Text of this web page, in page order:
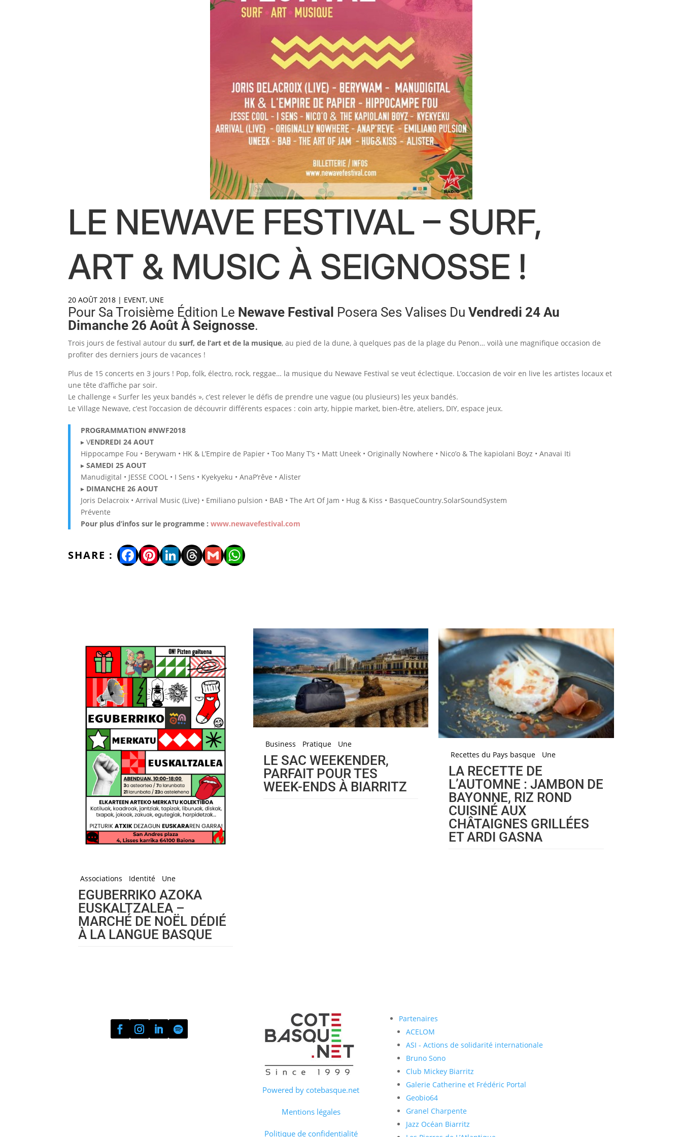
LE NEWAVE FESTIVAL – SURF,
ART & MUSIC À SEIGNOSSE !
20 AOÛT 2018 | EVENT, UNE
Pour Sa Troisième Édition Le Newave Festival Posera Ses Valises DuVendredi 24 Au
Dimanche 26 Août À Seignosse.
Trois jours de festival autour dusurf, de l’art et de la musique, au pied de la dune, à quelques pas de la plage du Penon… voilà une magnifique occasion de
profiter des derniers jours de vacances !
Plus de 15 concerts en 3 jours ! Pop, folk, électro, rock, reggae… la musique du Newave Festival se veut éclectique. L’occasion de voir en live les artistes locaux et
une tête d’affiche par soir.
Le challenge « Surfer les yeux bandés », c’est relever le défis de prendre une vague (ou plusieurs) les yeux bandés.
Le Village Newave, c’est l’occasion de découvrir différents espaces : coin arty, hippie market, bien-être, ateliers, DIY, espace jeux.
PROGRAMMATION #NWF2018
▸ VENDREDI 24 AOUT
Hippocampe Fou • Berywam • HK & L’Empire de Papier • Too Many T’s • Matt Uneek • Originally Nowhere • Nico’o & The kapiolani Boyz • Anavai Iti
▸SAMEDI 25 AOUT
Manudigital • JESSE COOL • I Sens • Kyekyeku • AnaP’rêve • Alister
▸ DIMANCHE 26 AOUT
Joris Delacroix • Arrival Music (Live) • Emiliano pulsion • BAB • The Art Of Jam • Hug & Kiss • BasqueCountry.SolarSoundSystem
Prévente
Pour plus d’infos sur le programme :www.newavefestival.com
Facebook
Pinterest
LinkedIn
Threads
GmailWhatsApp
Associations Identité Une
EGUBERRIKO AZOKA
EUSKALTZALEA –
MARCHÉ DE NOËL DÉDIÉ
À LA LANGUE BASQUE
Business Pratique Une
LE SAC WEEKENDER,
PARFAIT POUR TES
WEEK-ENDS À BIARRITZ
Recettes du Pays basque Une
LA RECETTE DE
L’AUTOMNE : JAMBON DE
BAYONNE, RIZ ROND
CUISINÉ AUX
CHÂTAIGNES GRILLÉES
ET ARDI GASNA
Powered by cotebasque.net
Mentions légales
Politique de confidentialité
Partenaires
ACELOM
ASI - Actions de solidarité internationale
Bruno Sono
Club Mickey Biarritz
Galerie Catherine et Frédéric Portal
Geobio64
Granel Charpente
Jazz Océan Biarritz